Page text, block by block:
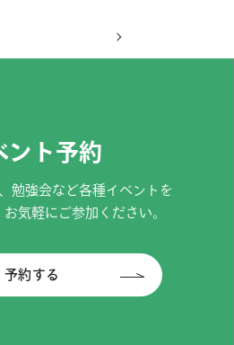
ント予約
勉強会など各種イベントを
気軽にご参加ください。
予約する